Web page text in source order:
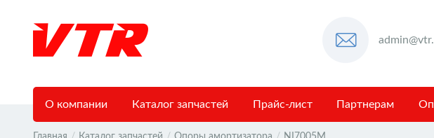
О компании Каталог запчастей Прайс-лист Партнерам